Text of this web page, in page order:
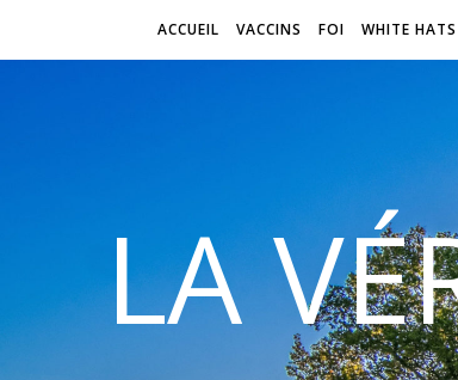
ACCUEIL VACCINS FOI WHITE HATS
LA